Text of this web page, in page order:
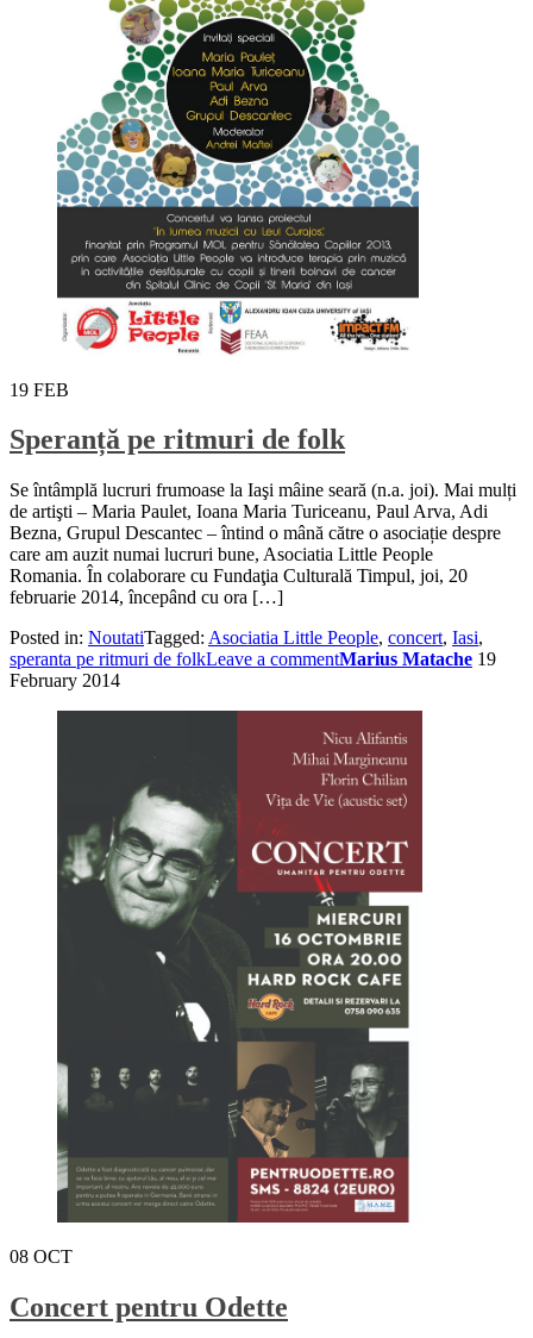
19 FEB
Speranță pe ritmuri de folk
Se întâmplă lucruri frumoase la Iaşi mâine seară (n.a. joi). Mai mulți
de artişti – Maria Paulet, Ioana Maria Turiceanu, Paul Arva, Adi
Bezna, Grupul Descantec – întind o mână către o asociație despre
care am auzit numai lucruri bune, Asociatia Little People
Romania. În colaborare cu Fundaţia Culturală Timpul, joi, 20
februarie 2014, începând cu ora […]
Posted in: NoutatiTagged: Asociatia Little People, concert, Iasi,
speranta pe ritmuri de folkLeave a commentMarius Matache 19
February 2014
08 OCT
Concert pentru Odette